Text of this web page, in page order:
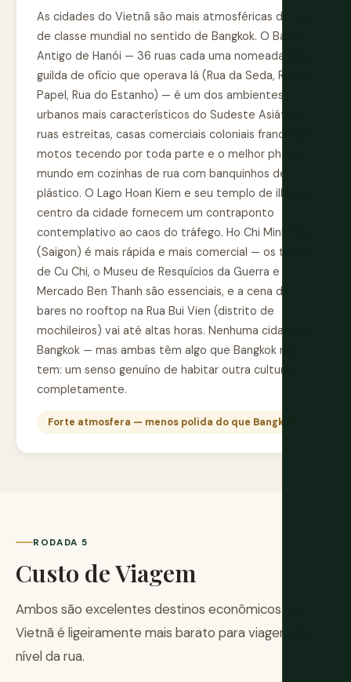
As cidades do Vietnã são mais atmosféricas do que
de classe mundial no sentido de Bangkok. O Bairro
Antigo de Hanói — 36 ruas cada uma nomeada pelo
guilda de ofício que operava lá (Rua da Seda, Rua do
Papel, Rua do Estanho) — é um dos ambientes
urbanos mais característicos do Sudeste Asiático:
ruas estreitas, casas comerciais coloniais francesas,
motos tecendo por toda parte e o melhor phở do
mundo em cozinhas de rua com banquinhos de
plástico. O Lago Hoan Kiem e seu templo de ilha no
centro da cidade fornecem um contraponto
contemplativo ao caos do tráfego. Ho Chi Minh City
(Saigon) é mais rápida e mais comercial — os túneis
de Cu Chi, o Museu de Resquícios da Guerra e o
Mercado Ben Thanh são essenciais, e a cena de
bares no rooftop na Rua Bui Vien (distrito de
mochileiros) vai até altas horas. Nenhuma cidade é
Bangkok — mas ambas têm algo que Bangkok não
tem: um senso genuíno de habitar outra cultura
completamente.
Forte atmosfera — menos polida do que Bangkok
RODADA 5
Custo de Viagem
Ambos são excelentes destinos econômicos — o
Vietnã é ligeiramente mais barato para viagens no
nível da rua.